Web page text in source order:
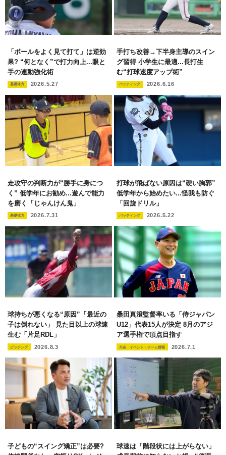
「ボールをよく見て打て」は逆効
果? “何となく”で打力向上...眼と
手の連動強化術
基礎体力 2026.5.27
手打ち改善→下半身主導のスイン
グ習得 小学生に最適...長打生
む“打球速度アップ術”
バッティング 2026.6.16
走攻守の判断力が“勝手に身につ
く” 低学年にお勧め...遊んで能力
を磨く「じゃんけん鬼」
基礎体力 2026.7.31
打球が飛ばない原因は“硬い胸郭”
低学年から始めたい...怪我も防ぐ
「回旋ドリル」
バッティング 2026.5.22
球持ちが悪くなる“原因”「最近の
子は倒れない」 見た目以上の球速
生む「片足RDL」
ピッチング 2026.8.3
桑田真澄監督率いる「侍ジャパン
U12」代表15人が決定 8月のアジ
ア選手権で頂点目指す
大会・イベント・チーム情報 2026.7.1
子どもの“スイング矯正”は必要?
球速は「階段状には上がらない」